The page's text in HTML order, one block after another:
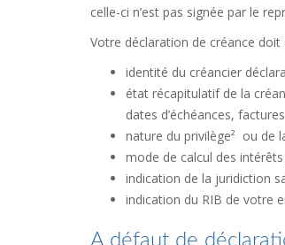
celle-ci n’est pas signée par le
Votre déclaration de créance
identité du créancier
état récapitulatif de la
dates d’échéances,
nature du privilège² ou de
mode de calcul des
indication de la juridiction
indication du RIB de votre
A défaut de